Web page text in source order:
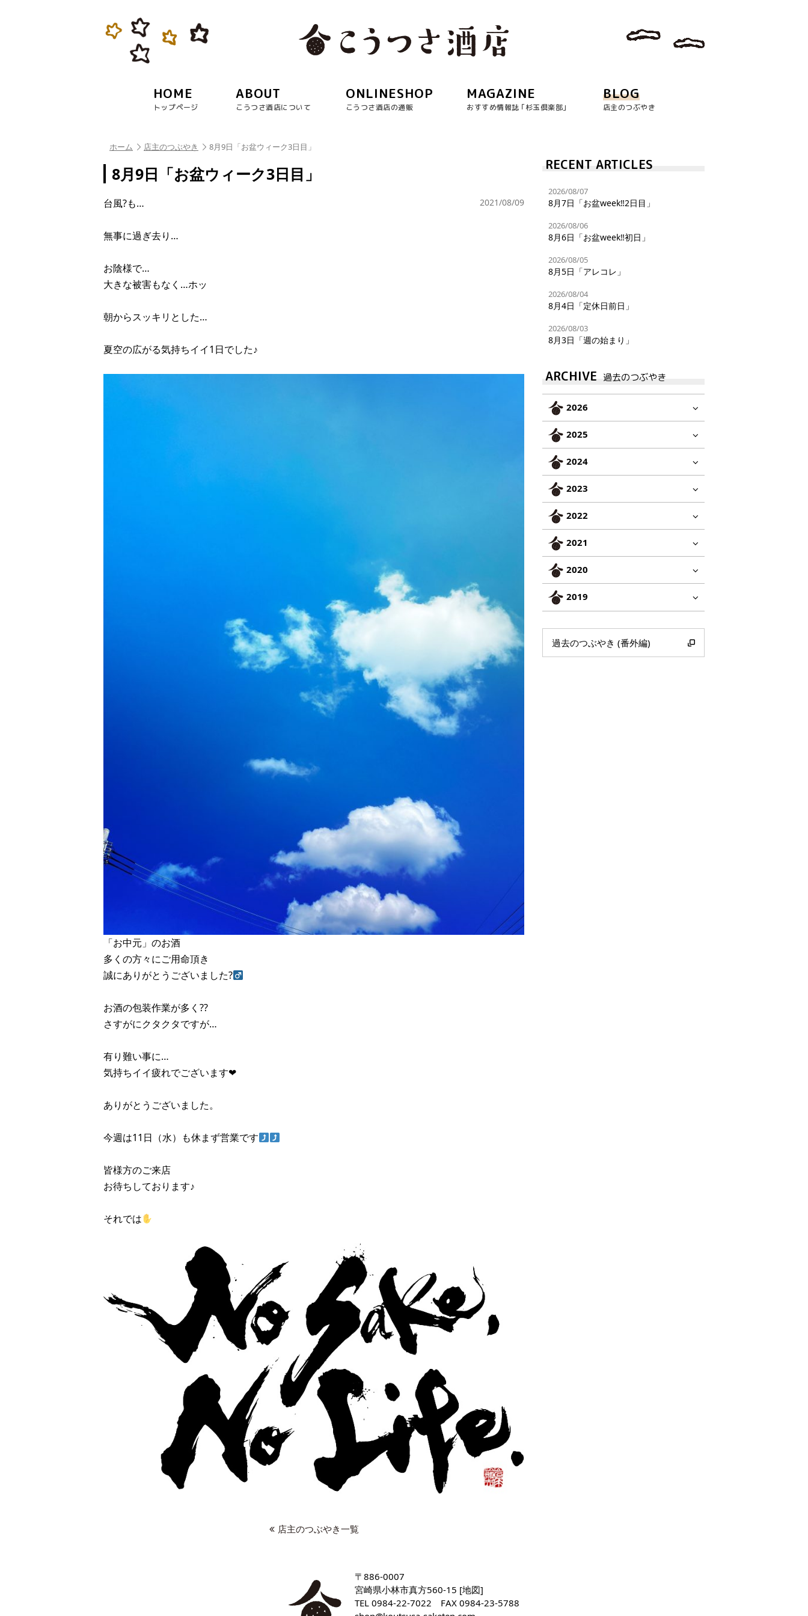
HOME
トップページ
ABOUT
こうつさ酒店について
ONLINESHOP
こうつさ酒店の通販
MAGAZINE
おすすめ情報誌 ｢杉玉倶楽部｣
BLOG
店主のつぶやき
ホーム 店主のつぶやき 8月9日「お盆ウィーク3日目」
8月9日「お盆ウィーク3日目」
2021/08/09
台風?も…
無事に過ぎ去り…
お陰様で…
大きな被害もなく…ホッ
朝からスッキリとした…
夏空の広がる気持ちイイ1日でした♪
「お中元」のお酒
多くの方々にご用命頂き
誠にありがとうございました?‍
お酒の包装作業が多く??
さすがにクタクタですが…
有り難い事に…
気持ちイイ疲れでございます❤︎
ありがとうございました。
今週は11日（水）も休まず営業です
皆様方のご来店
お待ちしております♪
それでは
店主のつぶやき一覧
RECENT ARTICLES
2026/08/07
8月7日「お盆week‼︎2日目」
2026/08/06
8月6日「お盆week‼︎初日」
2026/08/05
8月5日「アレコレ」
2026/08/04
8月4日「定休日前日」
2026/08/03
8月3日「週の始まり」
ARCHIVE 過去のつぶやき
2026
2025
2024
2023
2022
2021
2020
2019
過去のつぶやき (番外編)
〒886-0007
宮崎県小林市真方560-15 [地図]
TEL 0984-22-7022
FAX 0984-23-5788